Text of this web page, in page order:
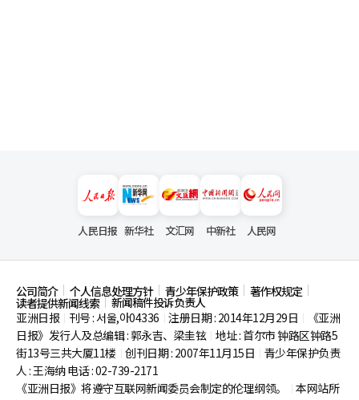
人民日报 新华社 文汇网 中新社 人民网
公司简介 个人信息处理方针 青少年保护政策 著作权规定
读者提供新闻线索
新闻稿件投诉负责人
亚洲日报
刊号 : 서울,아04336 注册日期 : 2014年12月29日
《亚洲
日报》发行人及总编辑 : 郭永吉、梁圭铉 地址 : 首尔市钟路区钟路5
街13号三共大厦11楼 创刊日期 : 2007年11月15日
青少年保护负责
人 : 王海纳 电话 : 02-739-2171
《亚洲日报》将遵守互联网新闻委员会制定的伦理纲领。
本网站所